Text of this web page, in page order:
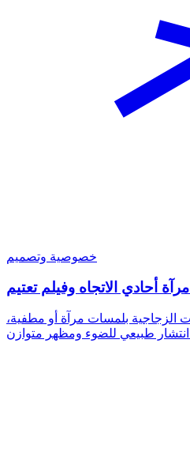
خصوصية وتصميم
أحادي الاتجاه وفيلم تعتيم
بلمسات مرآة أو مطفية،